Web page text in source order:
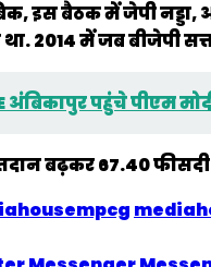
इस बैठक में जेपी नड्डा,
था. 2014 में जब
अंबिकापुर पहुंचे पीएम
बढ़कर 67.40